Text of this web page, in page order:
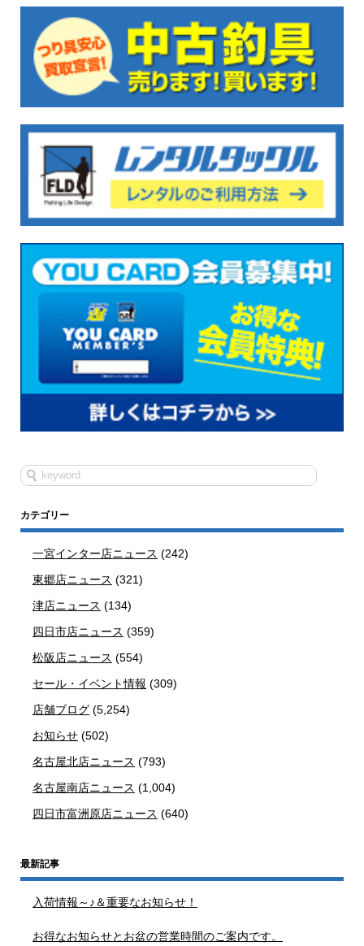
カテゴリー
一宮インター店ニュース (242)
東郷店ニュース (321)
津店ニュース (134)
四日市店ニュース (359)
松阪店ニュース (554)
セール・イベント情報 (309)
店舗ブログ (5,254)
お知らせ (502)
名古屋北店ニュース (793)
名古屋南店ニュース (1,004)
四日市富洲原店ニュース (640)
最新記事
入荷情報～♪＆重要なお知らせ！
お得なお知らせとお盆の営業時間のご案内です。